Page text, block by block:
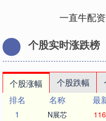
一直牛配
个股实时涨跌榜
个股涨幅 个股跌幅
排名
名称 最
1
N展芯